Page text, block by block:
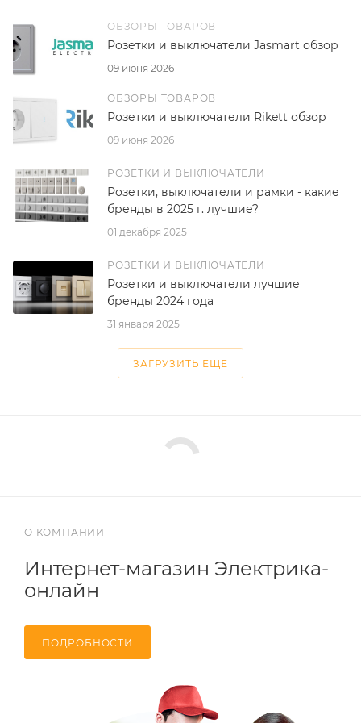
ОБЗОРЫ ТОВАРОВ
09 июня 2026
Розетки и выключатели Jasmart обзор
ОБЗОРЫ ТОВАРОВ
09 июня 2026
Розетки и выключатели Rikett обзор
РОЗЕТКИ И ВЫКЛЮЧАТЕЛИ
01 декабря 2025
Розетки, выключатели и рамки - какие
бренды в 2025 г. лучшие?
РОЗЕТКИ И ВЫКЛЮЧАТЕЛИ
31 января 2025
Розетки и выключатели лучшие
бренды 2024 года
ЗАГРУЗИТЬ ЕЩЕ
О КОМПАНИИ
Интернет-магазин Электрика-
онлайн
ПОДРОБНОСТИ